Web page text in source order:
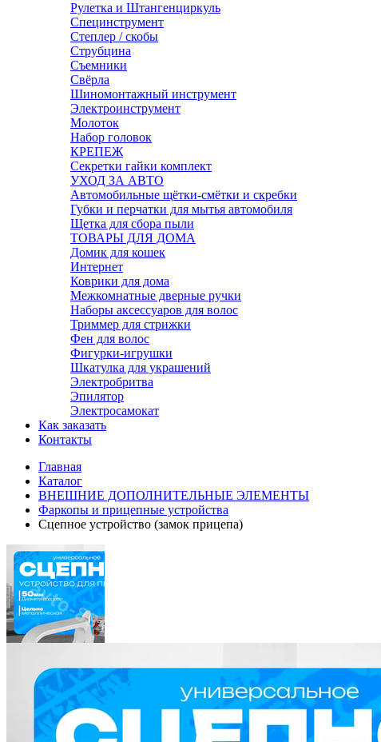
Рулетка и Штангенциркуль
Специнструмент
Степлер / скобы
Струбцина
Съемники
Свёрла
Шиномонтажный инструмент
Электроинструмент
Молоток
Набор головок
КРЕПЕЖ
Секретки гайки комплект
УХОД ЗА АВТО
Автомобильные щётки-смётки и скребки
Губки и перчатки для мытья автомобиля
Щетка для сбора пыли
ТОВАРЫ ДЛЯ ДОМА
Домик для кошек
Интернет
Коврики для дома
Межкомнатные дверные ручки
Наборы аксессуаров для волос
Триммер для стрижки
Фен для волос
Фигурки-игрушки
Шкатулка для украшений
Электробритва
Эпилятор
Электросамокат
Как заказать
Контакты
Главная
Каталог
ВНЕШНИЕ ДОПОЛНИТЕЛЬНЫЕ ЭЛЕМЕНТЫ
Фаркопы и прицепные устройства
Сцепное устройство (замок прицепа)